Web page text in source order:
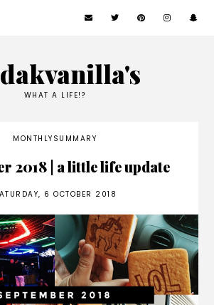
WHAT A LIFE!?
MONTHLYSUMMARY
2018 | a little life update
6 OCTOBER 2018